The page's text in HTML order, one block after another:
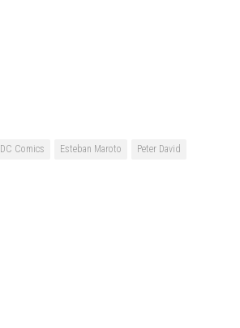
DC Comics Esteban Maroto Peter David